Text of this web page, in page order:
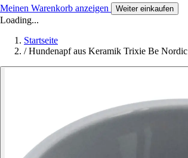
Meinen Warenkorb anzeigen Weiter einkaufen
Loading...
Startseite
/ Hundenapf aus Keramik Trixie Be Nordic